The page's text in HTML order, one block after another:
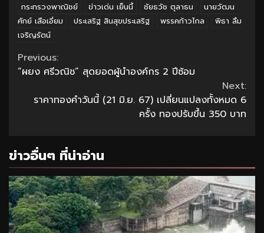
กระทรวงพาณิชย์
ข่าวเด่น เย็นนี้ ชัยธวัช ตุลาธน
นายวัฒน
ศักย์ เสือเอี่ยม
ประเสริฐ สินสุขประเสริฐ พรรคก้าวไกล
พิธา ลิ้ม
เจริญรัตน์
Continue
Reading
Previous:
“ผยง ศรีวณิช” สุดยอดผู้นำองค์กร 2 ปีซ้อม
Next:
ราคาทองคำวันนี้ (21 มิ.ย. 67) เปลี่ยนแปลงทั้งหมด 6
ครั้ง ทองปรับขึ้น 350 บาท
ข่าวอื่นๆ ที่น่าอ่าน